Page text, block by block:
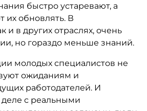
быстро устаревают, а
их обновлять. В
и в других отраслях, очень
но гораздо меньше знаний.
молодых специалистов не
ожиданиям и
работодателей. И
с реальными